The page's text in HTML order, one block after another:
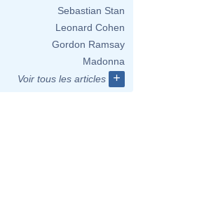
Sebastian Stan
Leonard Cohen
Gordon Ramsay
Madonna
Voir tous les articles
+